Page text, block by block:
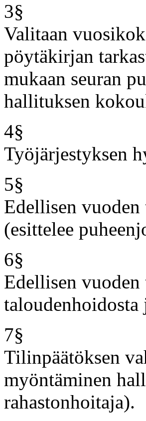
3§
Valitaan
pöytäkirjan
mukaan seuran
hallituksen
4§
Työjärjestyksen
5§
Edellisen
(esittelee
6§
Edellisen
taloudenhoidosta
7§
Tilinpäätöksen
myöntäminen
rahastonhoitaja).